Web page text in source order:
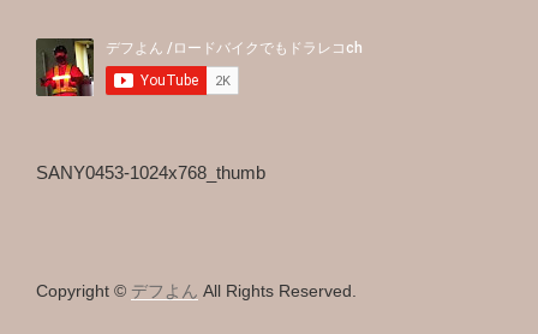
SANY0453-1024x768_thumb
Copyright © デフよん All Rights Reserved.